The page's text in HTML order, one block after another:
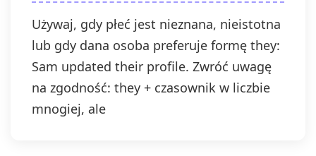
Używaj, gdy płeć jest nieznana, nieistotna
lub gdy dana osoba preferuje formę they:
Sam updated their profile. Zwróć uwagę
na zgodność: they + czasownik w liczbie
mnogiej, ale